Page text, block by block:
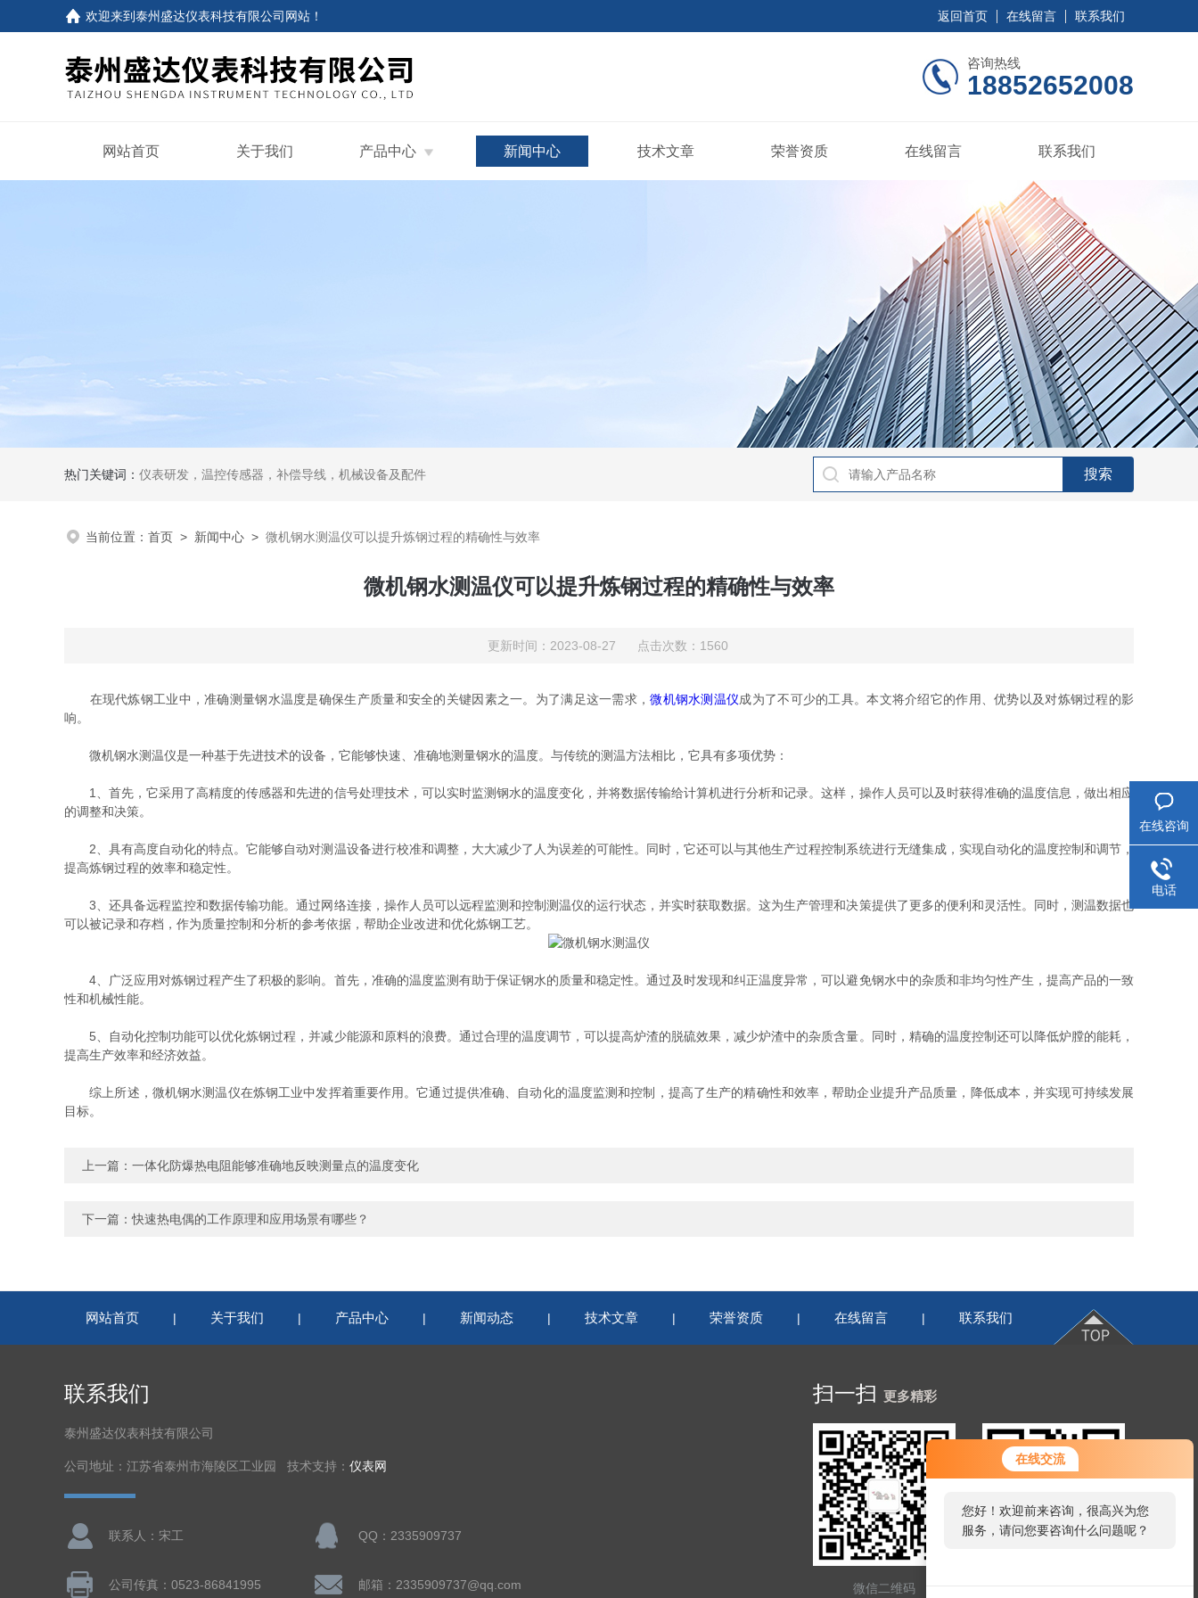
在线交流
您好！欢迎前来咨询，很高兴为您
服务，请问您要咨询什么问题呢？
欢迎来到泰州盛达仪表科技有限公司网站 ！ 返回首页 在线留言 联系我们
咨询热线
18852652008
网站首页 关于我们 产品中心 新闻中心 技术文章 荣誉资质 在线留言 联系我们
热门关键词： 仪表研发，温控传感器，补偿导线，机械设备及配件
当前位置： 首页 > 新闻中心 > 微机钢水测温仪可以提升炼钢过程的精确性与效率
微机钢水测温仪可以提升炼钢过程的精确性与效率
更新时间：2023-08-27 点击次数：1560
在现代炼钢工业中，准确测量钢水温度是确保生产质量和安全的关键因素之一。为了满足这一需求，微机钢水测温仪成为了不可少的工具。本文将介绍它的作用、优势以及对炼钢过程的影
响。
微机钢水测温仪是一种基于先进技术的设备，它能够快速、准确地测量钢水的温度。与传统的测温方法相比，它具有多项优势：
1、首先，它采用了高精度的传感器和先进的信号处理技术，可以实时监测钢水的温度变化，并将数据传输给计算机进行分析和记录。这样，操作人员可以及时获得准确的温度信息，做出相应
的调整和决策。
2、具有高度自动化的特点。它能够自动对测温设备进行校准和调整，大大减少了人为误差的可能性。同时，它还可以与其他生产过程控制系统进行无缝集成，实现自动化的温度控制和调节，
提高炼钢过程的效率和稳定性。
3、还具备远程监控和数据传输功能。通过网络连接，操作人员可以远程监测和控制测温仪的运行状态，并实时获取数据。这为生产管理和决策提供了更多的便利和灵活性。同时，测温数据也
可以被记录和存档，作为质量控制和分析的参考依据，帮助企业改进和优化炼钢工艺。
4、广泛应用对炼钢过程产生了积极的影响。首先，准确的温度监测有助于保证钢水的质量和稳定性。通过及时发现和纠正温度异常，可以避免钢水中的杂质和非均匀性产生，提高产品的一致
性和机械性能。
5、自动化控制功能可以优化炼钢过程，并减少能源和原料的浪费。通过合理的温度调节，可以提高炉渣的脱硫效果，减少炉渣中的杂质含量。同时，精确的温度控制还可以降低炉膛的能耗，
提高生产效率和经济效益。
综上所述，微机钢水测温仪在炼钢工业中发挥着重要作用。它通过提供准确、自动化的温度监测和控制，提高了生产的精确性和效率，帮助企业提升产品质量，降低成本，并实现可持续发展
目标。
上一篇： 一体化防爆热电阻能够准确地反映测量点的温度变化
下一篇：快速热电偶的工作原理和应用场景有哪些？
网站首页 | 关于我们 | 产品中心 | 新闻动态 | 技术文章 | 荣誉资质 | 在线留言 | 联系我们
联系我们
泰州盛达仪表科技有限公司
公司地址：江苏省泰州市海陵区工业园 技术支持： 仪表网
联系人：宋工 QQ：2335909737
公司传真：0523-86841995 邮箱：2335909737@qq.com
扫一扫 更多精彩
微信二维码
在线咨询
电话